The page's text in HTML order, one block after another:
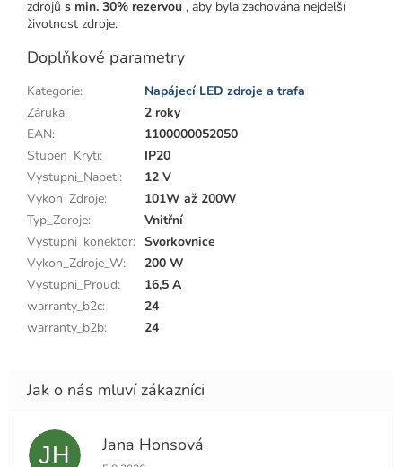
zdrojů s min. 30% rezervou , aby byla zachována nejdelší
životnost zdroje.
Doplňkové parametry
Kategorie:
Napájecí LED zdroje a trafa
Záruka:
2 roky
EAN:
1100000052050
Stupen_Kryti:
IP20
Vystupni_Napeti:
12 V
Vykon_Zdroje:
101W až 200W
Typ_Zdroje:
Vnitřní
Vystupni_konektor: Svorkovnice
Vykon_Zdroje_W:
200 W
Vystupni_Proud:
16,5 A
warranty_b2c:
24
warranty_b2b: 24
JH Jana Honsová